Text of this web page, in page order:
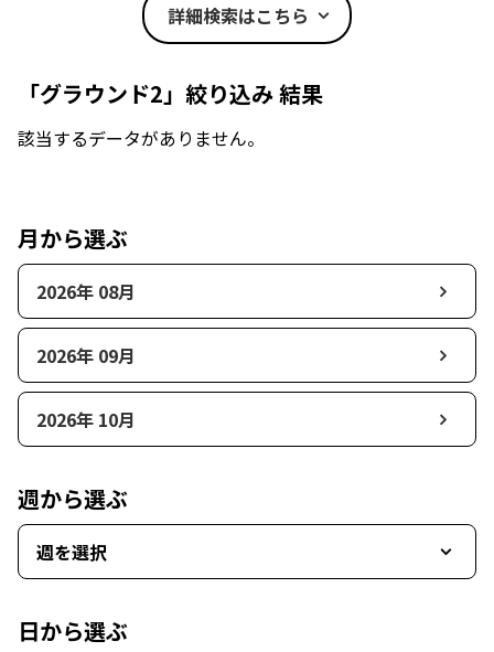
詳細検索はこちら
「グラウンド2」絞り込み 結果
該当するデータがありません。
月から選ぶ
2026年 08月
2026年 09月
2026年 10月
週から選ぶ
週を選択
日から選ぶ